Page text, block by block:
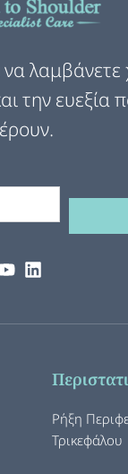
την ευεξία
Ρήξη
Τρικεφάλου